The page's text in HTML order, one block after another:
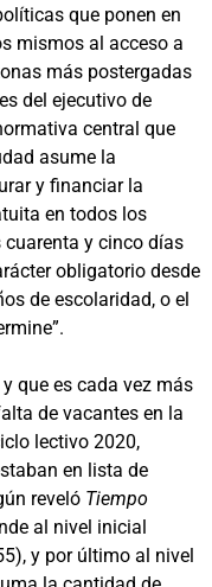
que ponen en
mismos al acceso a
más postergadas
del ejecutivo de
central que
asume la
y financiar la
en todos los
y cinco días
obligatorio desde
de escolaridad, o el
que es cada vez más
de vacantes en la
lectivo 2020,
en lista de
reveló Tiempo
al nivel inicial
y por último al nivel